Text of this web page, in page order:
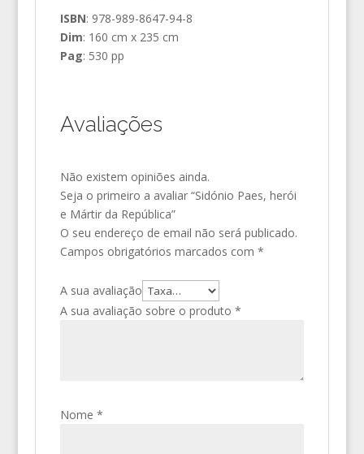
ISBN: 978-989-8647-94-8
Dim: 160 cm x 235 cm
Pag: 530 pp
Avaliações
Não existem opiniões ainda.
Seja o primeiro a avaliar “Sidónio Paes, herói
e Mártir da República”
O seu endereço de email não será publicado.
Campos obrigatórios marcados com *
A sua avaliação
A sua avaliação sobre o produto *
Nome *